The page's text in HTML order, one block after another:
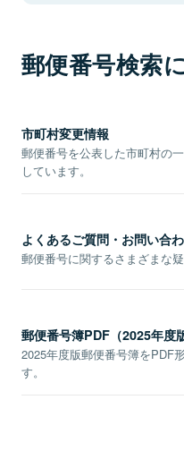
郵便番号検索
市町村変更情報
郵便番号を公表した市町村の
しています。
よくあるご質問・お問い合
郵便番号に関するさまざまな
郵便番号簿PDF（2025年度
2025年度版郵便番号簿をPDF
す。